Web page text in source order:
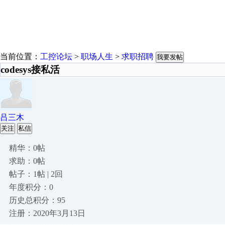
当前位置： 工控论坛 > 职场人生 > 求职招聘 我要发帖
codesys接私活
吕三木
关注 私信
精华：0帖
求助：0帖
帖子：1帖 | 2回
年度积分：0
历史总积分：95
注册：2020年3月13日